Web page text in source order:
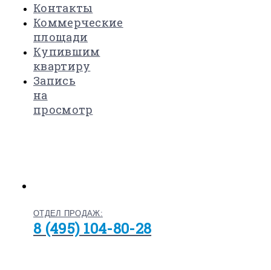
Контакты
Коммерческие
площади
Купившим
квартиру
Запись
на
просмотр
ОТДЕЛ ПРОДАЖ:
8 (495) 104-80-28